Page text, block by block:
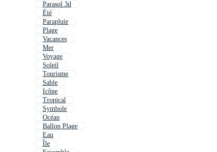
Parasol 3d
Été
Parapluie
Plage
Vacances
Mer
Voyage
Soleil
Tourisme
Sable
Icône
Tropical
Symbole
Océan
Ballon Plage
Eau
Île